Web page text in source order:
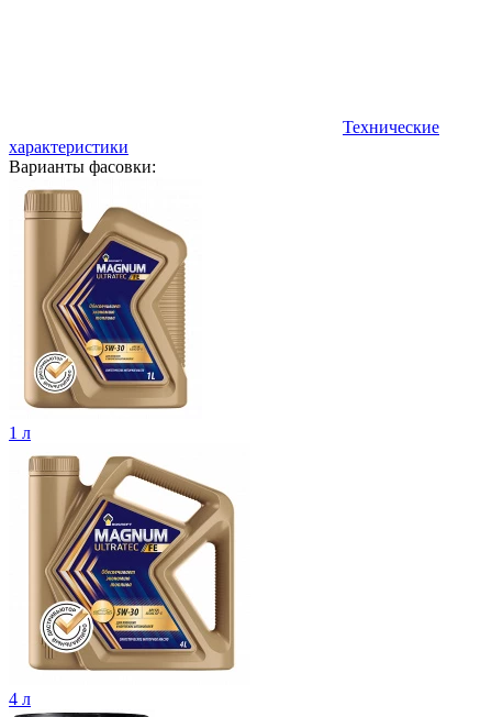
Технические
характеристики
Варианты фасовки:
1 л
4 л